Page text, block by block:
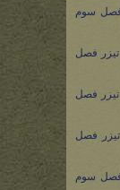
فصل سوم
فصل
فصل
فصل
فصل سوم